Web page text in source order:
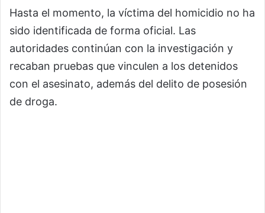
Hasta el momento, la víctima del homicidio no ha
sido identificada de forma oficial. Las
autoridades continúan con la investigación y
recaban pruebas que vinculen a los detenidos
con el asesinato, además del delito de posesión
de droga.